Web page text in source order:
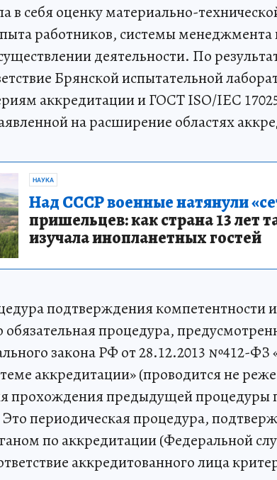
в себя оценку материально-
работников, системы менеджмента
деятельности. По
Брянской испытательной
аккредитации и ГОСТ ISO/IEC
на расширение областях
НАУКА
Над СССР военные натянули
пришельцев: как страна 13 лет
изучала инопланетных гостей
подтверждения компетентности
обязательная процедура,
закона РФ от 28.12.2013 №412-ФЗ
аккредитации» (проводится не
прохождения предыдущей процедуры
периодическая процедура,
по аккредитации (Федеральной
аккредитованного лица